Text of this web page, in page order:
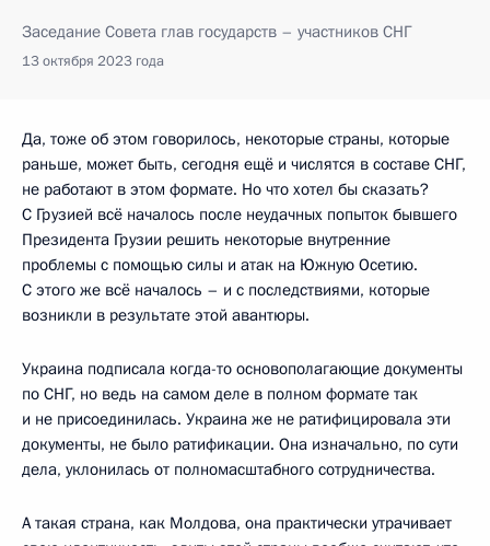
Заседание Совета глав государств – участников СНГ
13 октября 2023 года
Да, тоже об этом говорилось, некоторые страны, которые
раньше, может быть, сегодня ещё и числятся в составе СНГ,
не работают в этом формате. Но что хотел бы сказать?
С Грузией всё началось после неудачных попыток бывшего
Президента Грузии решить некоторые внутренние
проблемы с помощью силы и атак на Южную Осетию.
С этого же всё началось – и с последствиями, которые
возникли в результате этой авантюры.
Украина подписала когда-то основополагающие документы
по СНГ, но ведь на самом деле в полном формате так
и не присоединилась. Украина же не ратифицировала эти
документы, не было ратификации. Она изначально, по сути
дела, уклонилась от полномасштабного сотрудничества.
А такая страна, как Молдова, она практически утрачивает